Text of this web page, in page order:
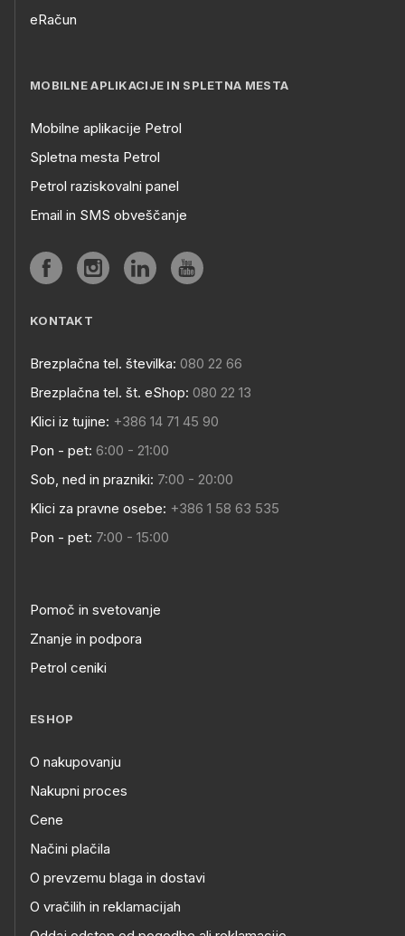
eRačun
MOBILNE APLIKACIJE IN SPLETNA MESTA
Mobilne aplikacije Petrol
Spletna mesta Petrol
Petrol raziskovalni panel
Email in SMS obveščanje
KONTAKT
Brezplačna tel. številka: 080 22 66
Brezplačna tel. št. eShop: 080 22 13
Klici iz tujine: +386 14 71 45 90
Pon - pet: 6:00 - 21:00
Sob, ned in prazniki: 7:00 - 20:00
Klici za pravne osebe: +386 1 58 63 535
Pon - pet: 7:00 - 15:00
Pomoč in svetovanje
Znanje in podpora
Petrol ceniki
ESHOP
O nakupovanju
Nakupni proces
Cene
Načini plačila
O prevzemu blaga in dostavi
O vračilih in reklamacijah